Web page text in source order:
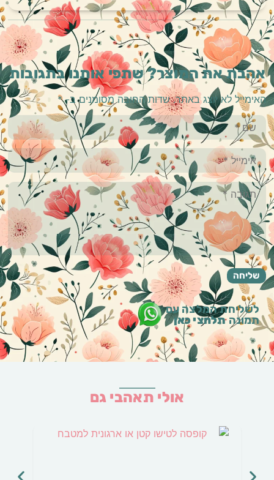
אהבת את המוצר? שתפי אותנו בתגובות
האימייל לא יוצג באתר. שדות החובה מסומנים ב-*
לשליחת המלצה עם
תמונהתלחצי כאן
אולי תאהבי גם